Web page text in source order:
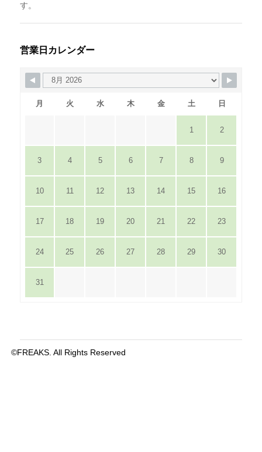
す。
営業日カレンダー
月 火 水 木 金 土 日
1 2
3 4 5 6 7 8 9
10 11 12 13 14 15 16
17 18 19 20 21 22 23
24 25 26 27 28 29 30
31
©FREAKS. All Rights Reserved